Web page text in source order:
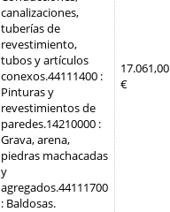
canalizaciones,
tuberías de
revestimiento,
tubos y artículos
conexos.44111400 :
Pinturas y
revestimientos de
paredes.14210000 :
Grava, arena,
piedras machacadas
y
agregados.44111700
: Baldosas.
17.061,00
€